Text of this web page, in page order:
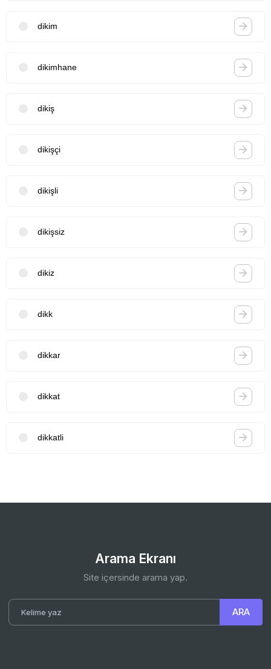
dikim
dikimhane
dikiş
dikişçi
dikişli
dikişsiz
dikiz
dikk
dikkar
dikkat
dikkatli
Arama Ekranı
Site içersinde arama yap.